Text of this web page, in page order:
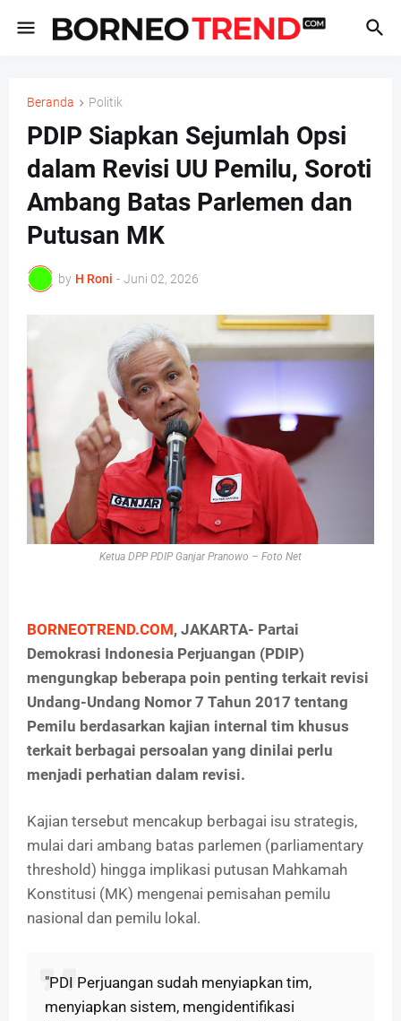
Beranda Politik
PDIP Siapkan Sejumlah Opsi
dalam Revisi UU Pemilu, Soroti
Ambang Batas Parlemen dan
Putusan MK
by H Roni - Juni 02, 2026
Ketua DPP PDIP Ganjar Pranowo – Foto Net
BORNEOTREND.COM, JAKARTA- Partai
Demokrasi Indonesia Perjuangan (PDIP)
mengungkap beberapa poin penting terkait revisi
Undang-Undang Nomor 7 Tahun 2017 tentang
Pemilu berdasarkan kajian internal tim khusus
terkait berbagai persoalan yang dinilai perlu
menjadi perhatian dalam revisi.
Kajian tersebut mencakup berbagai isu strategis,
mulai dari ambang batas parlemen (parliamentary
threshold) hingga implikasi putusan Mahkamah
Konstitusi (MK) mengenai pemisahan pemilu
nasional dan pemilu lokal.
"PDI Perjuangan sudah menyiapkan tim,
menyiapkan sistem, mengidentifikasi